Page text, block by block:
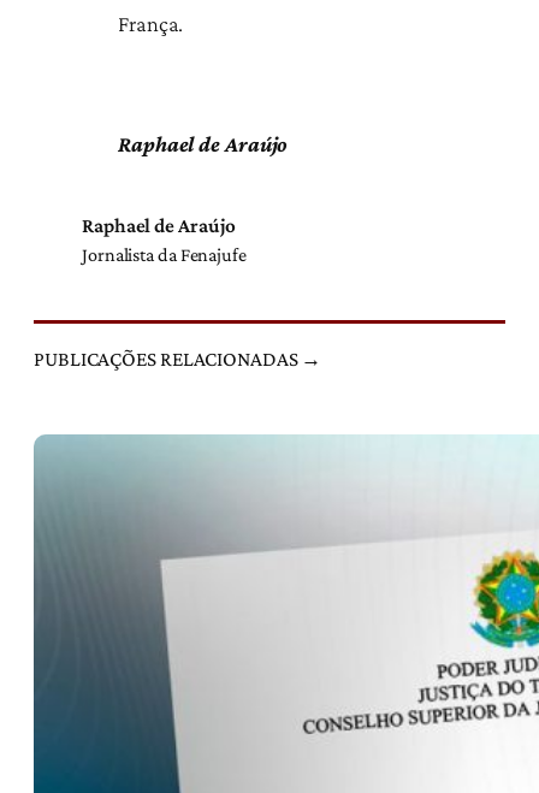
França.
Raphael de Araújo
Raphael de Araújo
Jornalista da Fenajufe
PUBLICAÇÕES RELACIONADAS →